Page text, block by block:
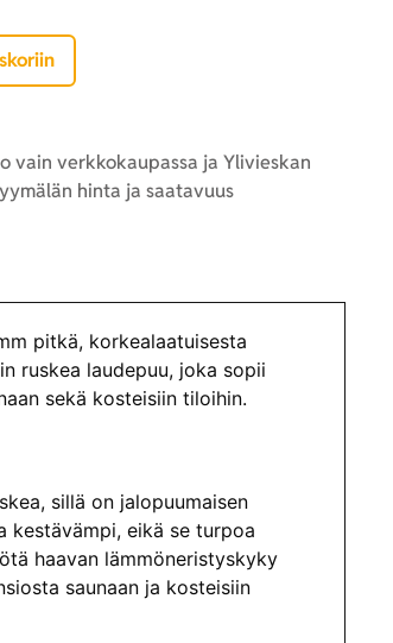
vain verkkokaupassa ja Ylivieskan
hinta ja saatavuus
pitkä, korkealaatuisesta
ruskea laudepuu, joka sopii
sekä kosteisiin tiloihin.
sillä on jalopuumaisen
kestävämpi, eikä se turpoa
haavan lämmöneristyskyky
saunaan ja kosteisiin